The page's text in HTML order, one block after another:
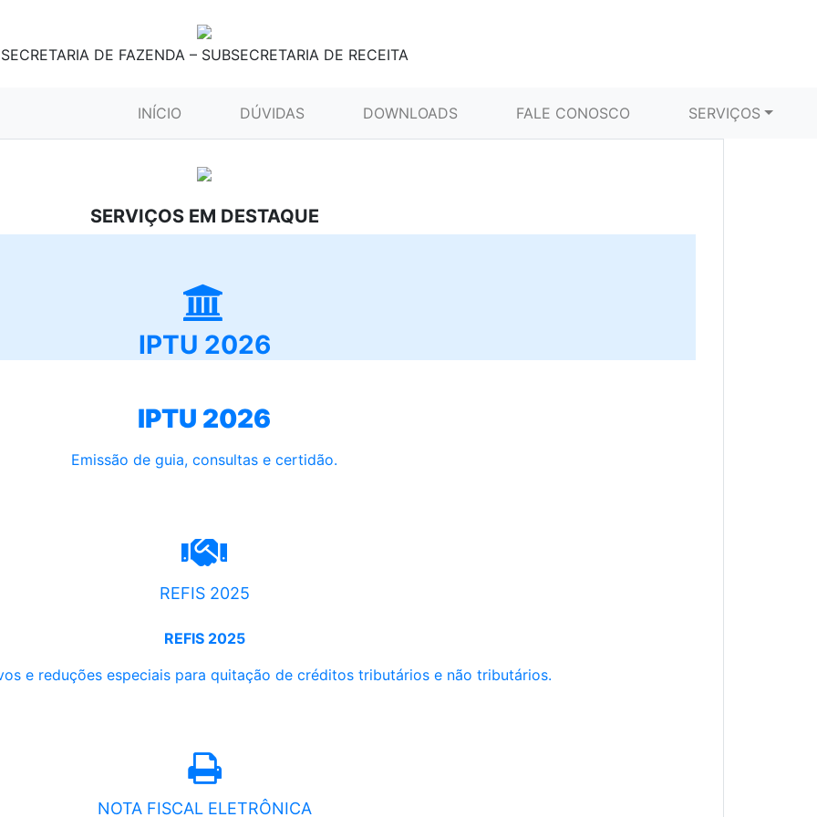
SECRETARIA DE FAZENDA – SUBSECRETARIA DE RECEITA
INÍCIO (CURRENT)DÚVIDAS DOWNLOADS FALE CONOSCO SERVIÇOS
SERVIÇOS EM DESTAQUE
IPTU 2026
IPTU 2026
Emissão de guia, consultas e certidão.
REFIS 2025
REFIS 2025
e reduções especiais para quitação de créditos tributários e não tributários.
NOTA FISCAL ELETRÔNICA